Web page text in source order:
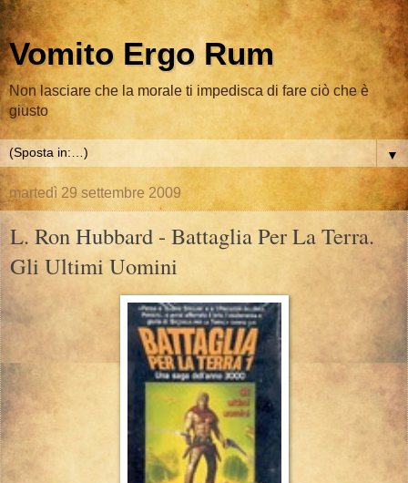
Vomito Ergo Rum
Non lasciare che la morale ti impedisca di fare ciò che è
giusto
▼
martedì 29 settembre 2009
L. Ron Hubbard - Battaglia Per La Terra.
Gli Ultimi Uomini